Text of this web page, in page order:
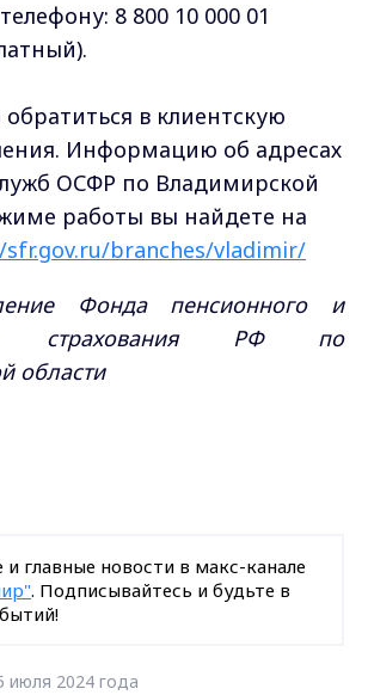
8 800 10 000 01
в клиентскую
Информацию об адресах
ОСФР по Владимирской
работы вы найдете на
branches/vladimir/
Фонда пенсионного и
страхования РФ по
области
главные новости в макс-канале
. Подписывайтесь и будьте в
июля 2024 года